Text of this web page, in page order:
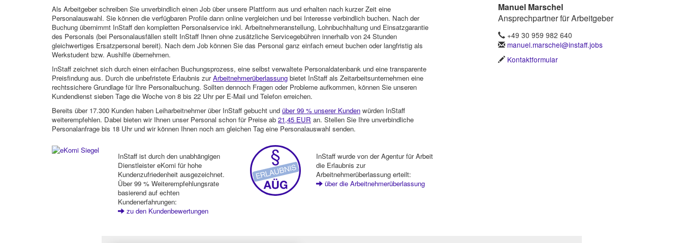
Als Arbeitgeber schreiben Sie unverbindlich einen Job über unsere Plattform aus und erhalten nach kurzer Zeit eine
Personalauswahl. Sie können die verfügbaren Profile dann online vergleichen und bei Interesse verbindlich buchen. Nach der
Buchung übernimmt InStaff den kompletten Personalservice inkl. Arbeitnehmeranstellung, Lohnbuchhaltung und Einsatzgarantie
des Personals (bei Personalausfällen stellt InStaff Ihnen ohne zusätzliche Servicegebühren innerhalb von 24 Stunden
gleichwertiges Ersatzpersonal bereit). Nach dem Job können Sie das Personal ganz einfach erneut buchen oder langfristig als
Werkstudent bzw. Aushilfe übernehmen.
InStaff zeichnet sich durch einen einfachen Buchungsprozess, eine selbst verwaltete Personaldatenbank und eine transparente
Preisfindung aus. Durch die unbefristete Erlaubnis zurArbeitnehmerüberlassung bietet InStaff als Zeitarbeitsunternehmen eine
rechtssichere Grundlage für Ihre Personalbuchung. Sollten dennoch Fragen oder Probleme aufkommen, können Sie unseren
Kundendienst sieben Tage die Woche von 8 bis 22 Uhr per E-Mail und Telefon erreichen.
Bereits über 17.300 Kunden haben Leiharbeitnehmer über InStaff gebucht und über 99 % unserer Kunden würden InStaff
weiterempfehlen. Dabei bieten wir Ihnen unser Personal schon für Preise ab 21,45 EUR an. Stellen Sie Ihre unverbindliche
Personalanfrage bis 18 Uhr und wir können Ihnen noch am gleichen Tag eine Personalauswahl senden.
InStaff ist durch den unabhängigen
Dienstleister eKomi für hohe
Kundenzufriedenheit ausgezeichnet.
Über 99 % Weiterempfehlungsrate
basierend auf echten
Kundenerfahrungen:
zu den Kundenbewertungen
InStaff wurde von der Agentur für Arbeit
die Erlaubnis zur
Arbeitnehmerüberlassung erteilt:
über die Arbeitnehmerüberlassung
Manuel Marschel
Ansprechpartner für Arbeitgeber
+49 30 959 982 640
manuel.marschel@instaff.jobs
Kontaktformular